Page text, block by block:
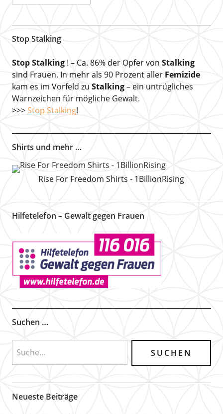
Stop Stalking
Stop Stalking! – Ca. 86% der Opfer von Stalking
sind Frauen. In mehr als 90 Prozent aller Femizide
kam es im Vorfeld zu Stalking– ein untrügliches
Warnzeichen für mögliche Gewalt.
>>> Stop Stalking!
Shirts und mehr …
Rise For Freedom Shirts - 1BillionRising
Hilfetelefon – Gewalt gegen Frauen
Suchen …
Neueste Beiträge